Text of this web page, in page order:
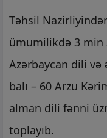
Təhsil
ümumilikdə 3 min
Azərbaycan dili və
balı – 60 Arzu
alman dili fənni
toplayıb.